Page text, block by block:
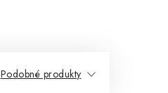
Podobné produkty